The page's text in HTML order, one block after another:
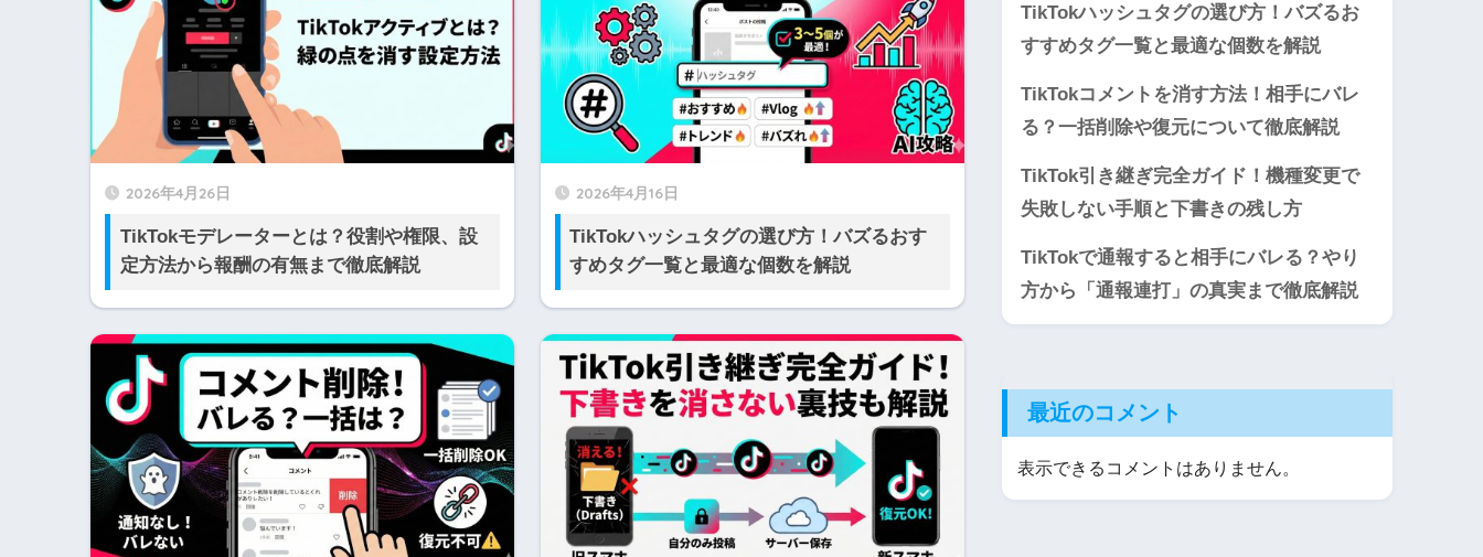
2026年4月26日
TikTokモデレーターとは？役割や権限、設
定方法から報酬の有無まで徹底解説
2026年4月16日
TikTokハッシュタグの選び方！バズるおす
すめタグ一覧と最適な個数を解説
TikTokハッシュタグの選び方！バズるお
すすめタグ一覧と最適な個数を解説
TikTokコメントを消す方法！相手にバレ
る？一括削除や復元について徹底解説
TikTok引き継ぎ完全ガイド！機種変更で
失敗しない手順と下書きの残し方
TikTokで通報すると相手にバレる？やり
方から「通報連打」の真実まで徹底解説
最近のコメント
表示できるコメントはありません。